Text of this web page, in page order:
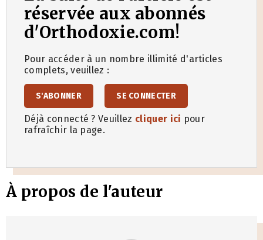
réservée aux abonnés
d'Orthodoxie.com!
Pour accéder à un nombre illimité d'articles
complets, veuillez :
S'ABONNER SE CONNECTER
Déjà connecté ? Veuillez cliquer ici pour
rafraîchir la page.
À propos de l'auteur